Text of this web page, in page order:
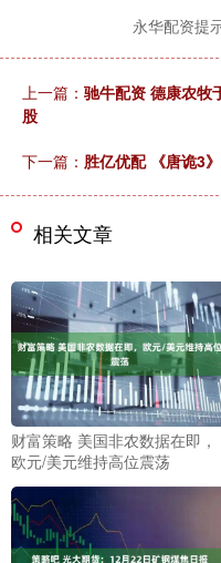
永华配资提
上一篇： 驰牛配资 德康农牧
股
下一篇： 胜亿优配 《唐诡3
相关文章
财富策略 美国非农数据在即，
欧元/美元维持高位震荡